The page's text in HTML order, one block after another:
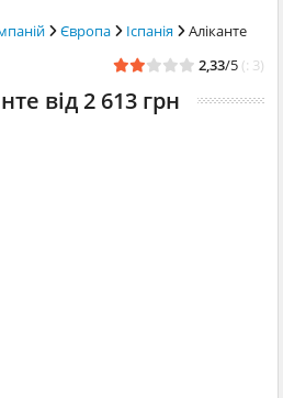
Європа Іспанія
Аліканте
2,33/5 (: 3)
від 2 613 грн